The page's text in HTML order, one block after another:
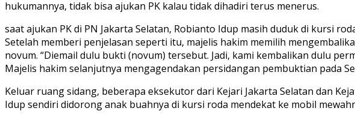
hukumannya, tidak bisa ajukan PK kalau tidak dihadiri terus menerus.
saat ajukan PK di PN Jakarta Selatan, Robianto Idup masih duduk di kursi
Setelah memberi penjelasan seperti itu, majelis hakim memilih
novum. “Diemail dulu bukti (novum) tersebut. Jadi, kami kembalikan dulu
Majelis hakim selanjutnya mengagendakan persidangan pembuktian pada
Keluar ruang sidang, beberapa eksekutor dari Kejari Jakarta Selatan dan
Idup sendiri didorong anak buahnya di kursi roda mendekat ke mobil